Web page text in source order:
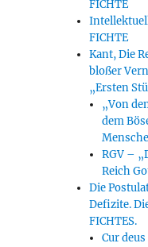
FICHTE
FICHTE
Kant, Die
bloßer
„Ersten
„Von
dem
RGV –
Reich
Die
Defizite.
FICHTES.
Cur